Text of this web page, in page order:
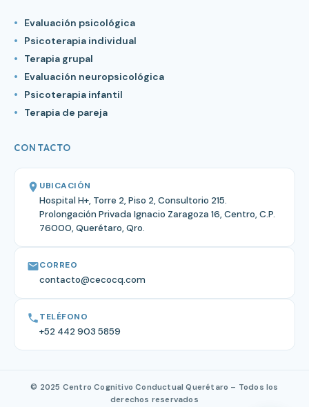
Evaluación psicológica
Psicoterapia individual
Terapia grupal
Evaluación neuropsicológica
Psicoterapia infantil
Terapia de pareja
CONTACTO
UBICACIÓN
Hospital H+, Torre 2, Piso 2, Consultorio 215.
Prolongación Privada Ignacio Zaragoza 16, Centro, C.P.
76000, Querétaro, Qro.
CORREO
contacto@cecocq.com
TELÉFONO
+52 442 903 5859
© 2025 Centro Cognitivo Conductual Querétaro – Todos los
derechos reservados